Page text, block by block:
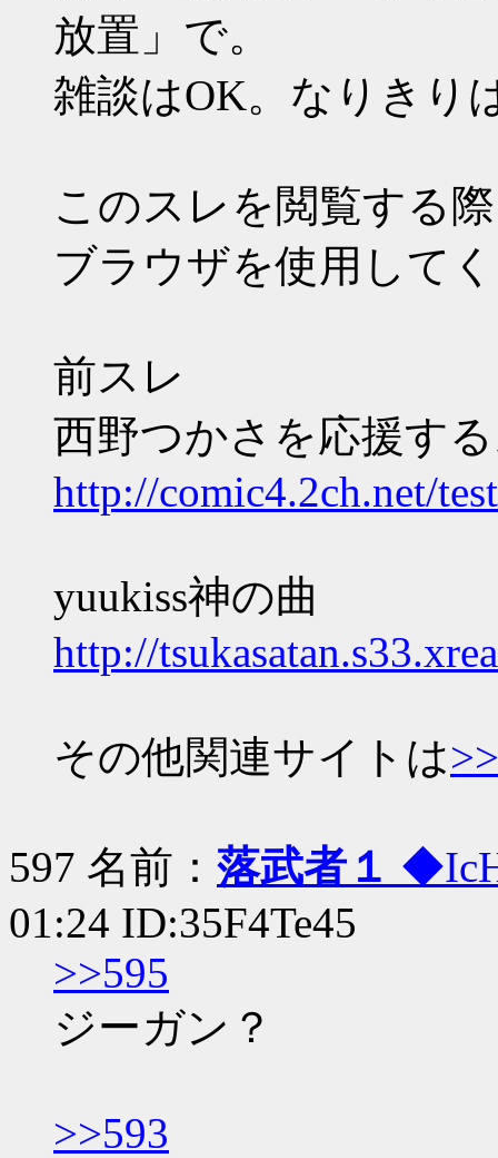
放置」で。
雑談はOK。なりきり
このスレを閲覧する
ブラウザを使用して
前スレ
西野つかさを応援する
http://comic4.2ch.net/
yuukiss神の曲
http://
その他関連サイトは
597 名前： 落武者１
01:24 ID:35F4Te45
>>595
ジーガン？
>>593